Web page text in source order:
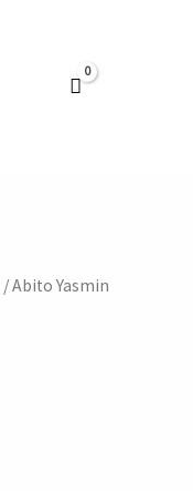
/ Abito Yasmin